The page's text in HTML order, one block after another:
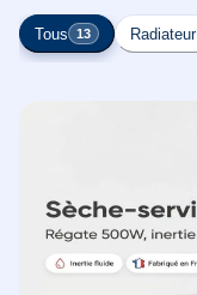
Tous 13 Radiateur